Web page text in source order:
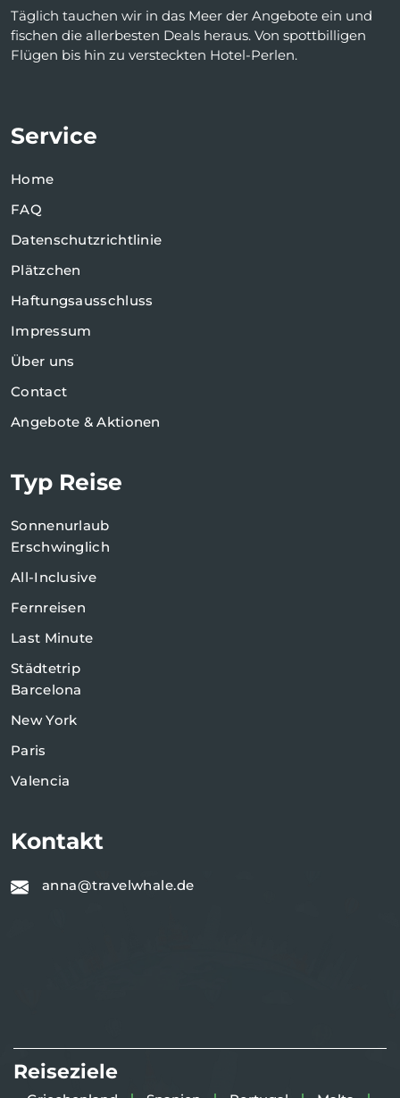
Täglich tauchen wir in das Meer der Angebote ein und
fischen die allerbesten Deals heraus. Von spottbilligen
Flügen bis hin zu versteckten Hotel-Perlen.
Service
Home
FAQ
Datenschutzrichtlinie
Plätzchen
Haftungsausschluss
Impressum
Über uns
Contact
Angebote & Aktionen
Typ Reise
Sonnenurlaub
Erschwinglich
All-Inclusive
Fernreisen
Last Minute
Städtetrip
Barcelona
New York
Paris
Valencia
Kontakt
anna@travelwhale.de
Reiseziele